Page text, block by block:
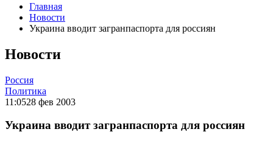
Главная
Новости
Украина вводит загранпаспорта для россиян
Новости
Россия
Политика
11:0528 фев 2003
Украина вводит загранпаспорта для россиян